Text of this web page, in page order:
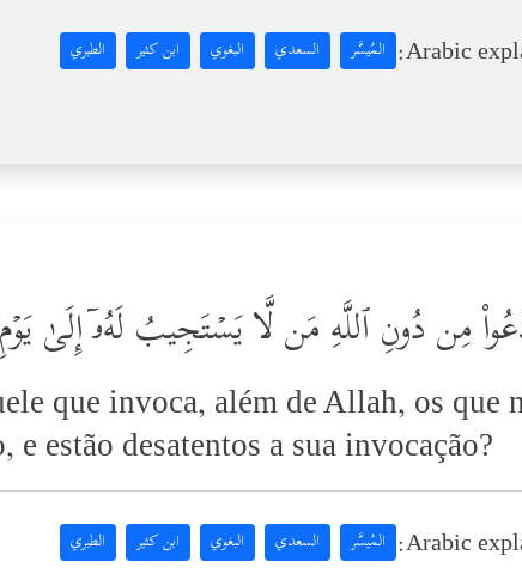
Arabic المُيسَّر السعدي البغوي ابن كثير الطبري
مِن دُونِ ٱللَّهِ مَن لَّا یَسۡتَجِیبُ لَهُۥۤ إِلَىٰ
que invoca, além de Allah, os que
estão desatentos a sua invocação?
Arabic المُيسَّر السعدي البغوي ابن كثير الطبري